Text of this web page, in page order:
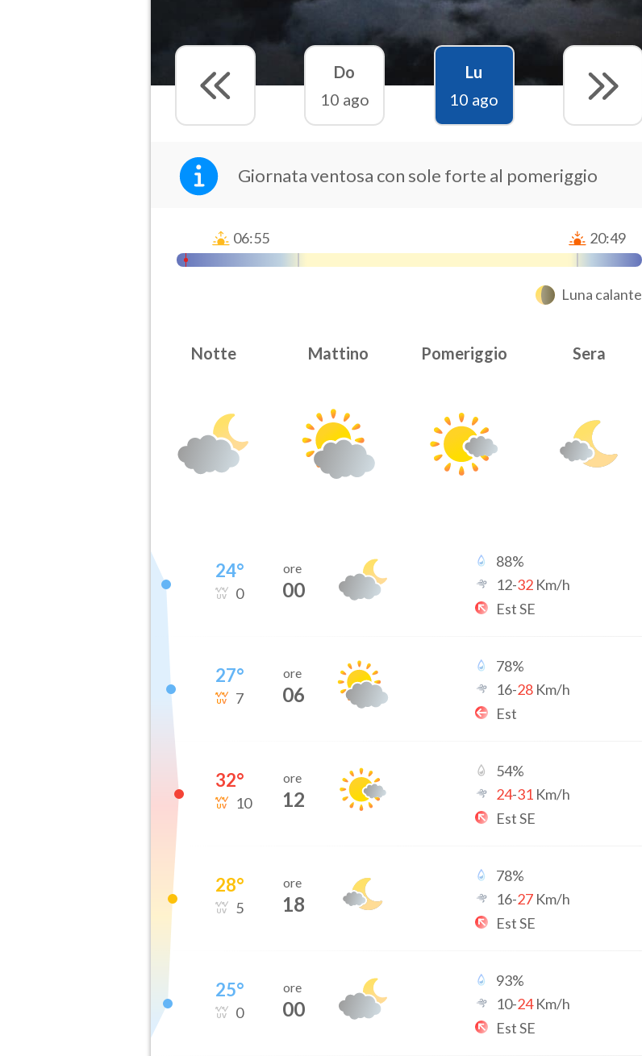
Do
10 ago
Lu
10 ago
Giornata ventosa con sole forte al pomeriggio
06:55 20:49
Luna calante
Notte Mattino Pomeriggio Sera
24°
0
ore
00
88%
12-32 Km/h
Est SE
27°
7
ore
06
78%
16-28 Km/h
Est
32°
10
ore
12
54%
24-31 Km/h
Est SE
28°
5
ore
18
78%
16-27 Km/h
Est SE
25°
0
ore
00
93%
10-24Km/h
Est SE